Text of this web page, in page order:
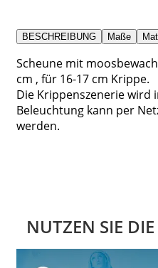
BESCHREIBUNG Maße
Scheune mit
cm , für 16-17 cm Krippe.
Die Krippenszenerie wird
Beleuchtung kann per
werden.
NUTZEN SIE